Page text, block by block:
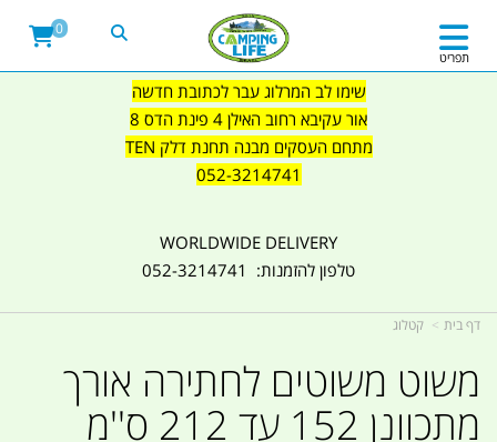
שימו לב המרלוג עבר לכתובת חדשה
אור עקיבא רחוב האילן 4 פינת הדס 8
מתחם העסקים מבנה תחנת דלק TEN
052-3214741
WORLDWIDE DELIVERY
טלפון להזמנות: 052-3214741
תפריט
0
דף בית קטלוג
משוט משוטים לחתירה אורך
מתכוונן 152 עד 212 ס''מ